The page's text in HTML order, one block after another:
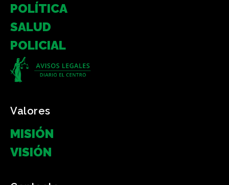
POLÍTICA
SALUD
POLICIAL
Valores
MISIÓN
VISIÓN